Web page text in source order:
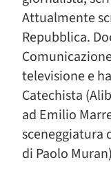
Attualmente
Repubblica.
televisione e
Catechista
ad Emilio
sceneggiatura
di Paolo